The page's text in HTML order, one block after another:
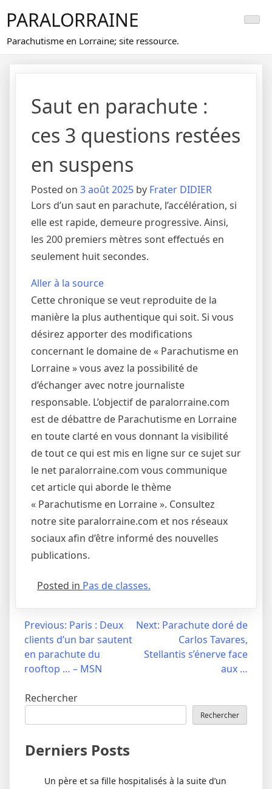
content
PARALORRAINE
Parachutisme en Lorraine; site ressource.
Saut en parachute :
ces 3 questions restées
en suspens
Posted on 3 août 2025 by Frater DIDIER
Lors d’un saut en parachute, l’accélération, si
elle est rapide, demeure progressive. Ainsi,
les 200 premiers mètres sont effectués en
seulement huit secondes.
Aller à la source
Cette chronique se veut reproduite de la
manière la plus authentique qui soit. Si vous
désirez apporter des modifications
concernant le domaine de « Parachutisme en
Lorraine » vous avez la possibilité de
d’échanger avec notre journaliste
responsable. L’objectif de paralorraine.com
est de débattre de Parachutisme en Lorraine
en toute clarté en vous donnant la visibilité
de tout ce qui est mis en ligne sur ce sujet sur
le net paralorraine.com vous communique
cet article qui aborde le thème
« Parachutisme en Lorraine ». Consultez
notre site paralorraine.com et nos réseaux
sociaux afin d’être informé des nouvelles
publications.
Posted in Pas de classes.
Navigation
l’article
Previous: Paris : Deux
clients d’un bar sautent
en parachute du
rooftop … – MSN
Next: Parachute doré de
Carlos Tavares,
Stellantis s’énerve face
aux …
Rechercher
Rechercher
Derniers Posts
Un père et sa fille hospitalisés à la suite d’un